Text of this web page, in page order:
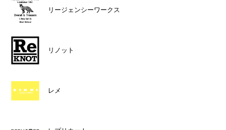
リージェンシーワークス
リノット
レメ